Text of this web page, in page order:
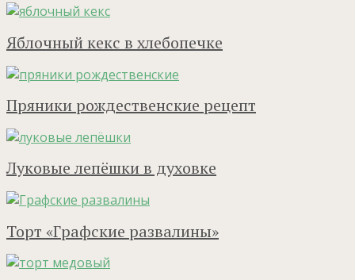
Яблочный кекс в хлебопечке
Пряники рождественские рецепт
Луковые лепёшки в духовке
Торт «Графские развалины»